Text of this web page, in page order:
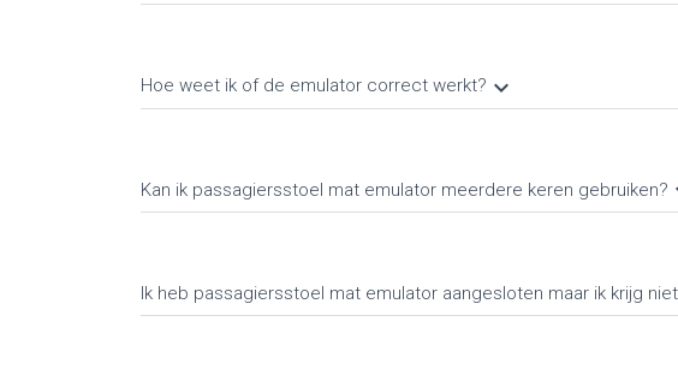
Hoe weet ik of de emulator correct werkt? keyboard_arrow_down
Kan ik passagiersstoel mat emulator meerdere keren gebruiken?
Ik heb passagiersstoel mat emulator aangesloten maar ik krijg